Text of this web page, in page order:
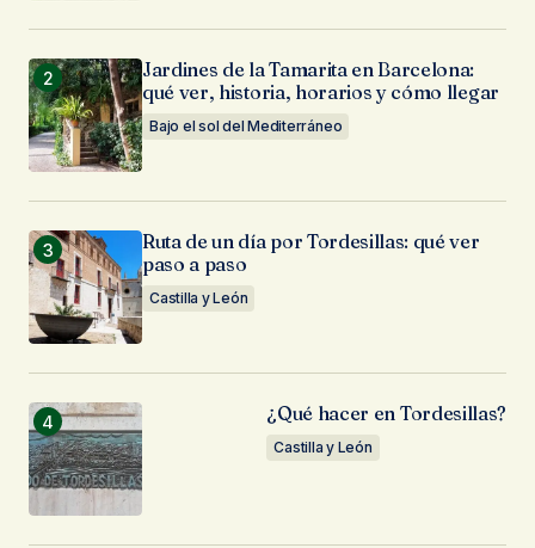
Jardines de la Tamarita en Barcelona:
qué ver, historia, horarios y cómo llegar
Bajo el sol del Mediterráneo
Ruta de un día por Tordesillas: qué ver
paso a paso
Castilla y León
¿Qué hacer en Tordesillas?
Castilla y León